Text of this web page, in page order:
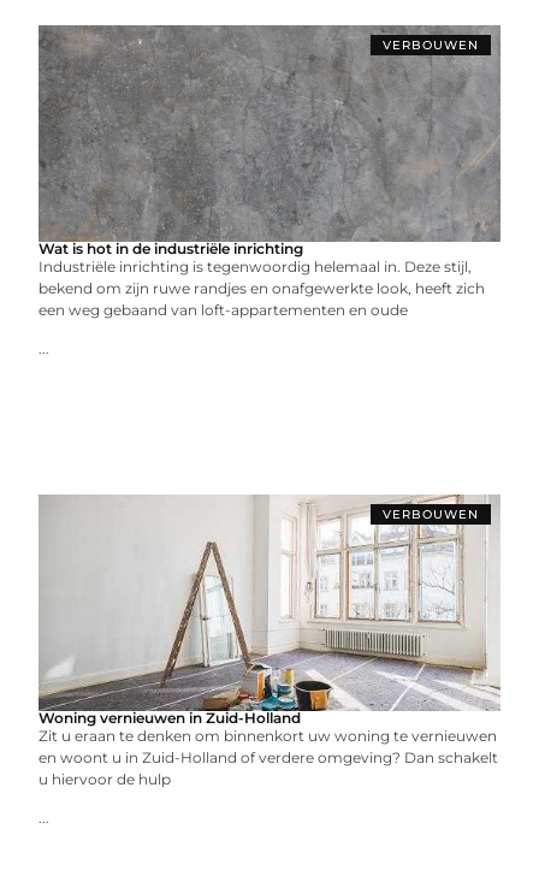
VERBOUWEN
Wat is hot in de industriële inrichting
Industriële inrichting is tegenwoordig helemaal in. Deze stijl,
bekend om zijn ruwe randjes en onafgewerkte look, heeft zich
een weg gebaand van loft-appartementen en oude
...
VERBOUWEN
Woning vernieuwen in Zuid-Holland
Zit u eraan te denken om binnenkort uw woning te vernieuwen
en woont u in Zuid-Holland of verdere omgeving? Dan schakelt
u hiervoor de hulp
...